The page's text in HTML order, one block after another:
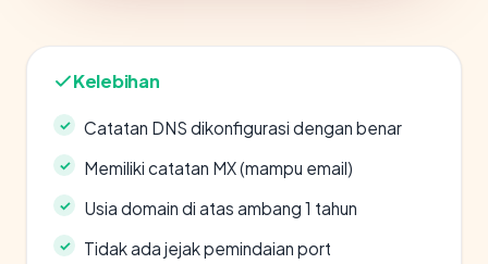
Kelebihan
Catatan DNS dikonfigurasi dengan benar
Memiliki catatan MX (mampu email)
Usia domain di atas ambang 1 tahun
Tidak ada jejak pemindaian port